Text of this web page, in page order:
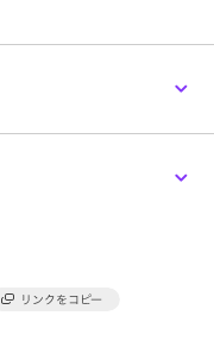
見える場合がありま